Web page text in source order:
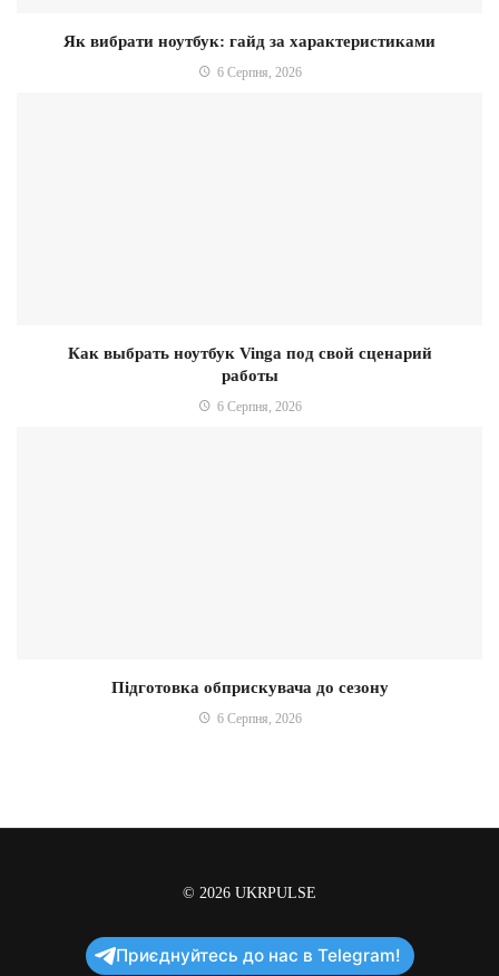
Як вибрати ноутбук: гайд за характеристиками
6 Серпня, 2026
Как выбрать ноутбук Vinga под свой сценарий
работы
6 Серпня, 2026
Підготовка обприскувача до сезону
6 Серпня, 2026
© 2026 UKRPULSE
Приєднуйтесь до нас в Telegram!